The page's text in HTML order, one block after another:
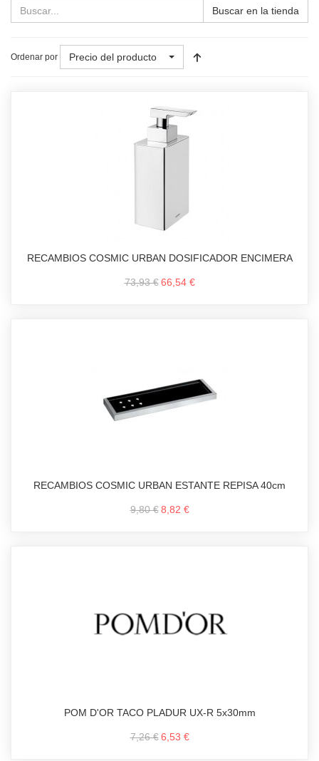
Buscar en la tienda
Ordenar por Precio del producto
RECAMBIOS COSMIC URBAN DOSIFICADOR ENCIMERA
73,93 € 66,54 €
RECAMBIOS COSMIC URBAN ESTANTE REPISA 40cm
9,80 € 8,82 €
POM D'OR TACO PLADUR UX-R 5x30mm
7,26 € 6,53 €